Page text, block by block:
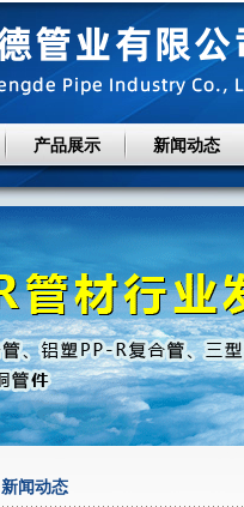
产品展示 新闻动态
新闻动态